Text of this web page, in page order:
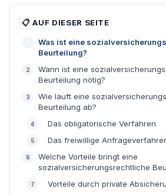
Geschäftsführer (Angestellt /
Gesellschafter)
Selbstständig / Unternehmer
Angestellter
📋 AUF DIESER SEITE
Was ist eine
Beurteilung?
Wann ist eine
Beurteilung nötig?
Wie läuft eine
Beurteilung ab?
Das obligatorische Verfahren
Das freiwillige
Welche Vorteile bringt eine
sozialversicherungsrechtliche
Vorteile durch private